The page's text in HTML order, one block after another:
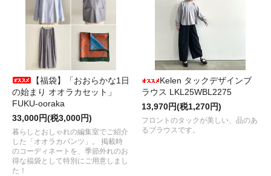
【福袋】「おおらかな1日
の始まり オオラカセット」
FUKU-ooraka
33,000円(税3,000円)
暮らしとおしゃれの編集室でご紹介
した「オオラカパンツ」。 掲載時
のコーディネートを、季節外れのお
得な福袋として特別にご用意しまし
た！
Kelen タックデザインブ
ラウス LKL25WBL2275
13,970円(税1,270円)
フロントのタックが美しい、品のあ
るブラウスです。